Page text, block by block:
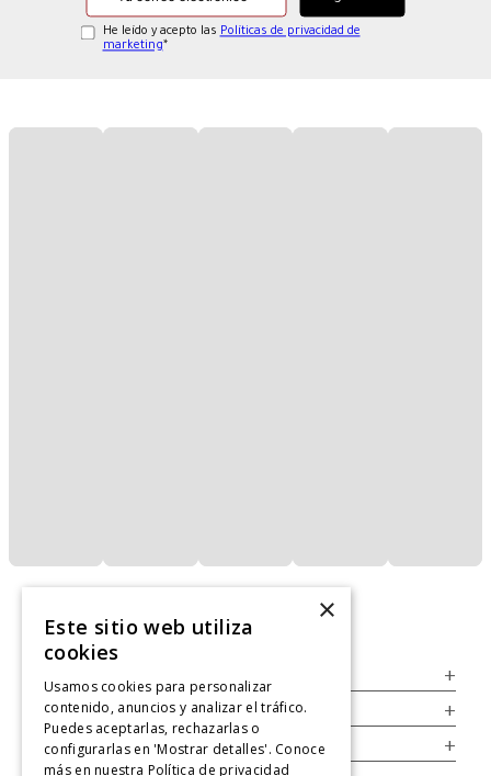
He leído y acepto las Políticas de privacidad de
marketing*
+
Legal +
Cuenta +
×
Este sitio web utiliza
cookies
Usamos cookies para personalizar
contenido, anuncios y analizar el tráfico.
Puedes aceptarlas, rechazarlas o
configurarlas en 'Mostrar detalles'. Conoce
más en nuestra Política de privacidad